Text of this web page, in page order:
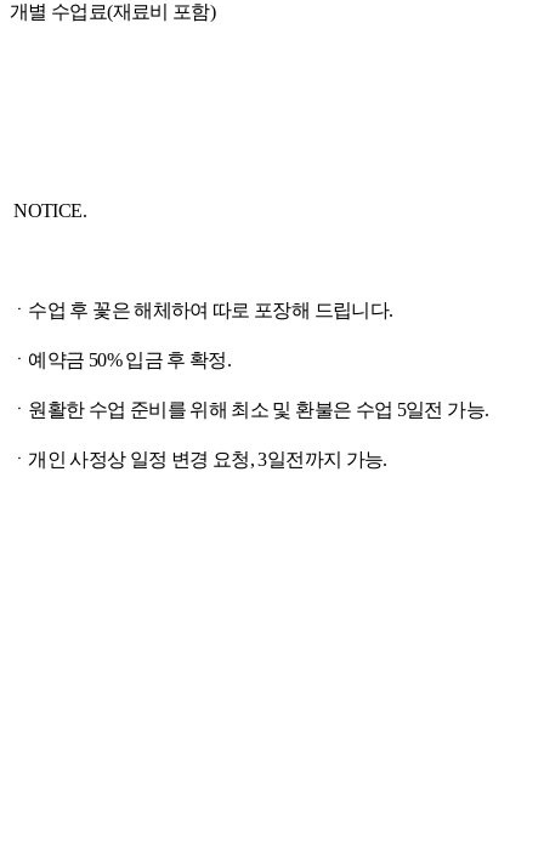
개별 수업료(재료비 포함)
NOTICE.
ㆍ수업 후 꽃은 해체하여 따로 포장해 드립니다.
ㆍ예약금 50% 입금 후 확정.
ㆍ원활한 수업 준비를 위해 최소 및 환불은 수업 5일전 가능.
ㆍ개인 사정상 일정 변경 요청, 3일전까지 가능.